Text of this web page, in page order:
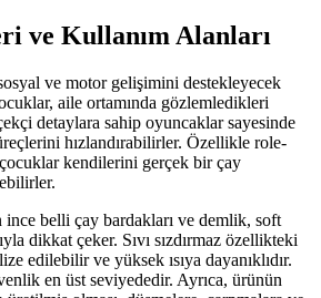
ve Kullanım Alanları
ve motor gelişimini destekleyecek
aile ortamında gözlemledikleri
detaylara sahip oyuncaklar sayesinde
hızlandırabilirler. Özellikle role-
çocuklar kendilerini gerçek bir çay
belli çay bardakları ve demlik, soft
dikkat çeker. Sıvı sızdırmaz özellikteki
edilebilir ve yüksek ısıya dayanıklıdır.
en üst seviyededir. Ayrıca, ürünün